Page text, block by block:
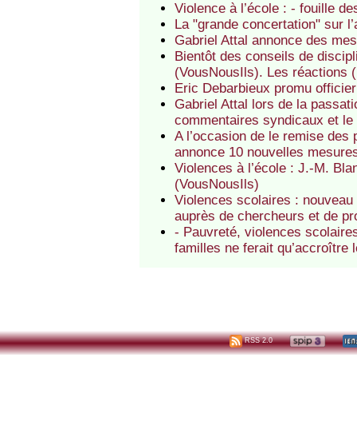
Violence à l’école : - fouille
La "grande concertation" sur
Gabriel Attal annonce des
Bientôt des conseils de
(VousNousIls). Les réactions
Eric Debarbieux promu
Gabriel Attal lors de la
commentaires syndicaux et
A l’occasion de le remise
annonce 10 nouvelles
Violences à l’école : J.-M.
(VousNousIls)
Violences scolaires :
auprès de chercheurs et de
- Pauvreté, violences
familles ne ferait qu’accroître
RSS 2.0